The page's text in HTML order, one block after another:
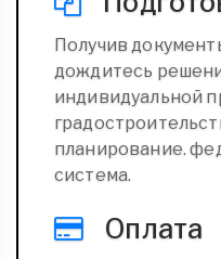
Получив
дождитесь
индивидуальной
планирование.
система.
Оплата